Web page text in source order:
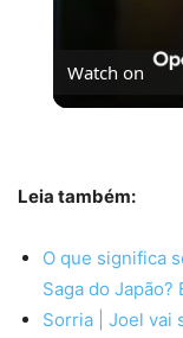
Watch on
Leia também:
O que significa
Saga do Japão?
Sorria | Joel vai